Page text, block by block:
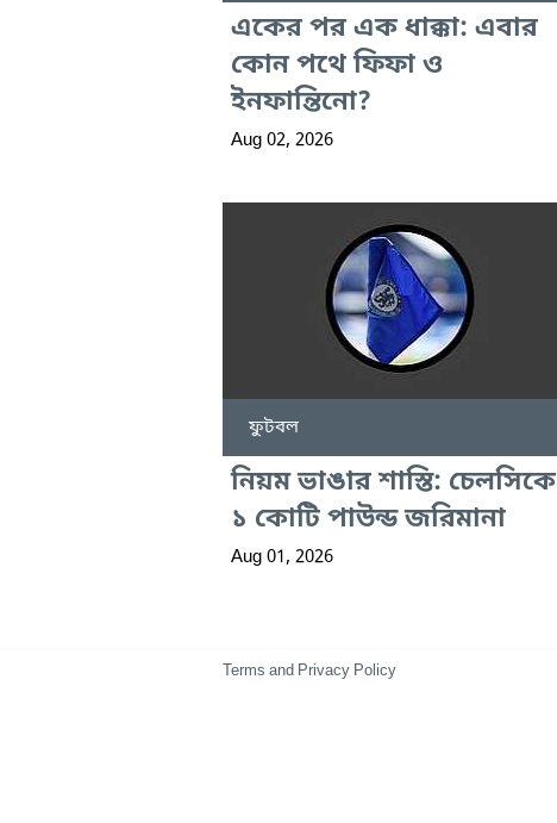
একের পর এক ধাক্কা: এবার
কোন পথে ফিফা ও
ইনফান্তিনো?
Aug 02, 2026
ফুটবল
নিয়ম ভাঙার শাস্তি: চেলসিকে
১ কোটি পাউন্ড জরিমানা
Aug 01, 2026
Terms and Privacy Policy